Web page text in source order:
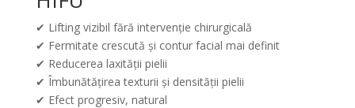
✔ Lifting vizibil fără intervenție chirurgicală
✔ Fermitate crescută și contur facial mai definit
✔ Reducerea laxității pielii
✔ Îmbunătățirea texturii și densității pielii
✔ Efect progresiv, natural